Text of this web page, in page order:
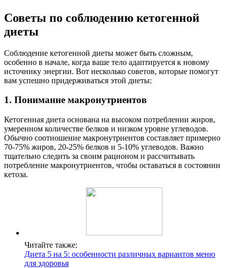
Советы по соблюдению кетогенной
диеты
Соблюдение кетогенной диеты может быть сложным,
особенно в начале, когда ваше тело адаптируется к новому
источнику энергии. Вот несколько советов, которые помогут
вам успешно придерживаться этой диеты:
1. Понимание макронутриентов
Кетогенная диета основана на высоком потреблении жиров,
умеренном количестве белков и низком уровне углеводов.
Обычно соотношение макронутриентов составляет примерно
70-75% жиров, 20-25% белков и 5-10% углеводов. Важно
тщательно следить за своим рационом и рассчитывать
потребление макронутриентов, чтобы оставаться в состоянии
кетоза.
Читайте также:
Диета 5 на 5: особенности различных вариантов меню
для здоровья